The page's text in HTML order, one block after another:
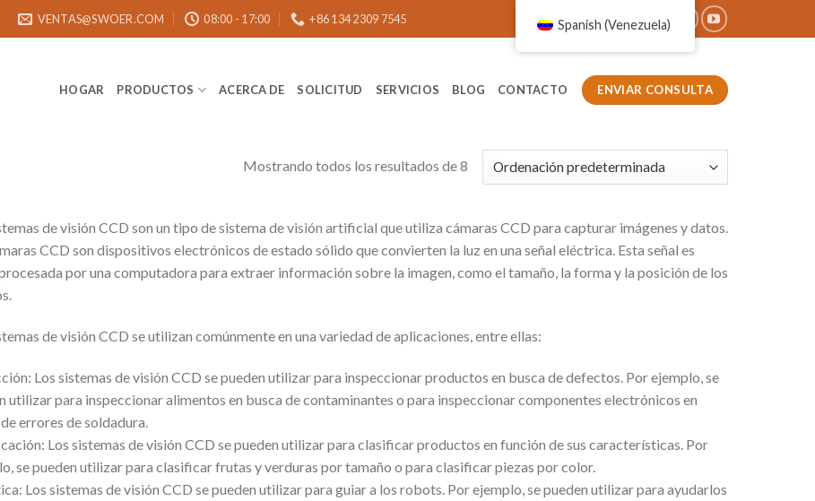
VENTAS@SWOER.COM 08:00 - 17:00 +86 134 2309 7545
HOGAR PRODUCTOS ACERCA DE SOLICITUD SERVICIOS BLOG CONTACTO ENVIAR CONSULTA
Mostrando todos los resultados de 8
de visión CCD son un tipo de sistema de visión artificial que utiliza cámaras CCD para capturar imágenes y datos.
CCD son dispositivos electrónicos de estado sólido que convierten la luz en una señal eléctrica. Esta señal es
por una computadora para extraer información sobre la imagen, como el tamaño, la forma y la posición de los
de visión CCD se utilizan comúnmente en una variedad de aplicaciones, entre ellas:
Los sistemas de visión CCD se pueden utilizar para inspeccionar productos en busca de defectos. Por ejemplo, se
utilizar para inspeccionar alimentos en busca de contaminantes o para inspeccionar componentes electrónicos en
errores de soldadura.
Los sistemas de visión CCD se pueden utilizar para clasificar productos en función de sus características. Por
se pueden utilizar para clasificar frutas y verduras por tamaño o para clasificar piezas por color.
Los sistemas de visión CCD se pueden utilizar para guiar a los robots. Por ejemplo, se pueden utilizar para ayudarlos
Spanish (Venezuela)